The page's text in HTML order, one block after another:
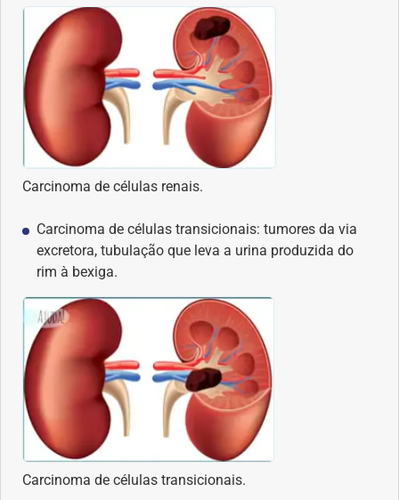
Carcinoma de células renais.
Carcinoma de células transicionais: tumores da via
excretora, tubulação que leva a urina produzida do
rim à bexiga.
Carcinoma de células transicionais.